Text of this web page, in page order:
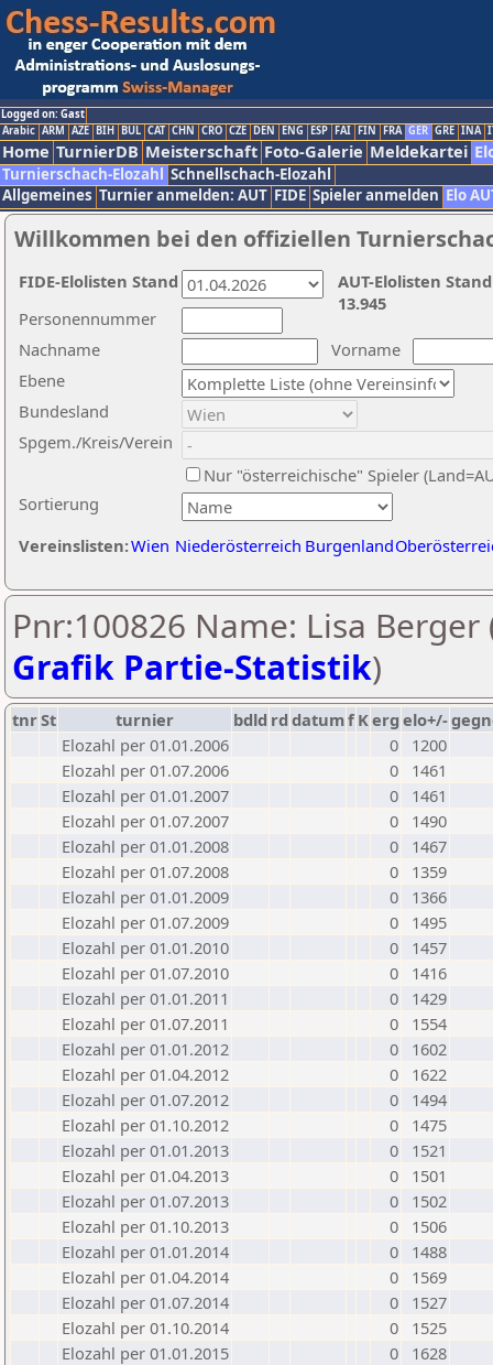
Logged on: Gast
Arabic ARM AZE BIH BUL CAT CHN CRO CZE DEN ENG ESP FAI FIN FRA GER GRE INA
Home TurnierDB Meisterschaft Foto-Galerie Meldekartei
Turnierschach-Elozahl Schnellschach-Elozahl
Allgemeines Turnier anmelden: AUT FIDE Spieler anmelden Elo
Willkommen bei den offiziellen
Nachname
Vorname
Ebene
Sortierung
Personennummer
Bundesland
Spgem./Kreis/Verein
Nur "österreichische" Spieler
Vereinslisten:Wien Niederösterreich Burgenland
AUT-Elolisten
13.945
FIDE-Elolisten Stand
Pnr:100826 Name: Lisa Berger
Grafik Partie-Statistik)
tnrSt turnier bdld rd datumf Kerg elo+/-
Elozahl per 01.01.2006
0
1200
Elozahl per 01.07.2006
0
1461
Elozahl per 01.01.2007
0
1461
Elozahl per 01.07.2007
0
1490
Elozahl per 01.01.2008
0
1467
Elozahl per 01.07.2008
0
1359
Elozahl per 01.01.2009
0
1366
Elozahl per 01.07.2009
0
1495
Elozahl per 01.01.2010
0
1457
Elozahl per 01.07.2010
0
1416
Elozahl per 01.01.2011
0
1429
Elozahl per 01.07.2011
0
1554
Elozahl per 01.01.2012
0
1602
Elozahl per 01.04.2012
0
1622
Elozahl per 01.07.2012
0
1494
Elozahl per 01.10.2012
0
1475
Elozahl per 01.01.2013
0
1521
Elozahl per 01.04.2013
0
1501
Elozahl per 01.07.2013
0
1502
Elozahl per 01.10.2013
0
1506
Elozahl per 01.01.2014
0
1488
Elozahl per 01.04.2014
0
1569
Elozahl per 01.07.2014
0
1527
Elozahl per 01.10.2014
0
1525
Elozahl per 01.01.2015
0
1628